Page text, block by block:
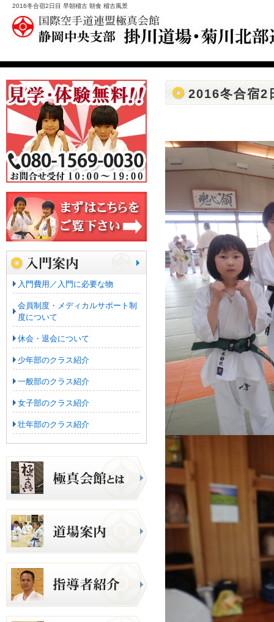
2016冬合宿2日目 早朝稽古 朝食 稽古風景
2016冬合宿2
入門費用／入門に必要な物
会員制度・メディカルサポート制
度について
休会・退会について
少年部のクラス紹介
一般部のクラス紹介
女子部のクラス紹介
壮年部のクラス紹介